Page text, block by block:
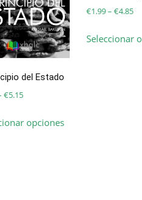
del Estado
€5.15Price
€0.99
opcionesproducto
€1.99– €4.85
Seleccionar